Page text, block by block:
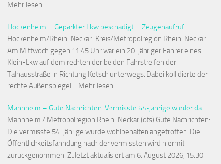
Mehr lesen
Hockenheim – Geparkter Lkw beschädigt – Zeugenaufruf
Hockenheim/Rhein-Neckar-Kreis/Metropolregion Rhein-Neckar.
Am Mittwoch gegen 11:45 Uhr war ein 20-jähriger Fahrer eines
Klein-Lkw auf dem rechten der beiden Fahrstreifen der
Talhausstraße in Richtung Ketsch unterwegs. Dabei kollidierte der
rechte Außenspiegel ... Mehr lesen
Mannheim – Gute Nachrichten: Vermisste 54-jährige wieder da
Mannheim / Metropolregion Rhein-Neckar.(ots) Gute Nachrichten:
Die vermisste 54-jährige wurde wohlbehalten angetroffen. Die
Öffentlichkeitsfahndung nach der vermissten wird hiermit
zurückgenommen. Zuletzt aktualisiert am 6. August 2026, 15:30